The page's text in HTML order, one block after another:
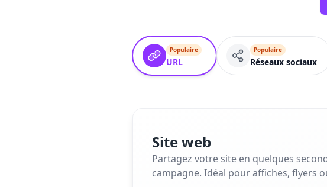
Populaire
URL
Populaire
Réseaux sociaux
Site web
Partagez votre site en quelques
campagne. Idéal pour affiches, flyers